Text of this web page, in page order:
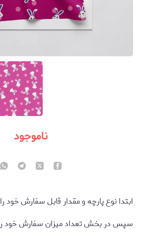
ناموجود
ابتدا نوع پارچه و مقدار قابل سفارش خود
سپس در بخش تعداد میزان سفارش خود